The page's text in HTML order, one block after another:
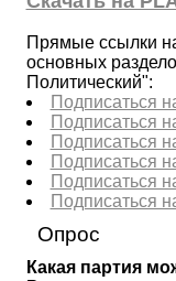
Прямые ссылки
основных
Политический":
Подписаться
Подписаться
Подписаться
Подписаться
Подписаться
Подписаться
Опрос
Какая партия